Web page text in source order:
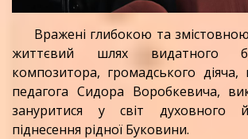
Вражені глибокою та
життєвий шлях видатного
композитора, громадського діяча,
педагога Сидора Воробкевича,
зануритися у світ духовного
піднесення рідної Буковини.